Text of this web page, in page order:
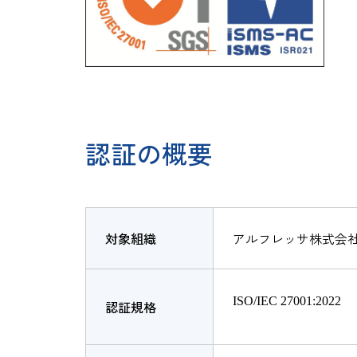
認証の概要
対象組織 アルフレッサ株式会
認証規格 ISO/IEC 27001:2022